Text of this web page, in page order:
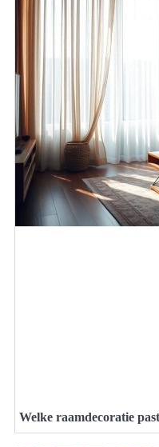
Welke raamdecoratie